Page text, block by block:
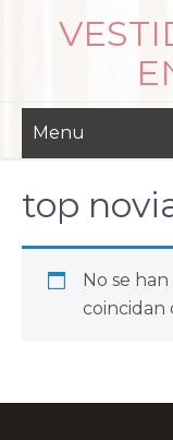
Menu
top
No se
coincidan